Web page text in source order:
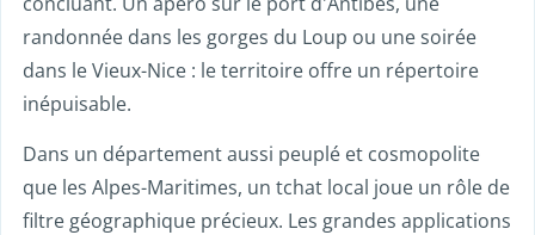
randonnée dans les gorges du Loup ou une soirée
dans le Vieux-Nice : le territoire offre un répertoire
inépuisable.
Dans un département aussi peuplé et cosmopolite
que les Alpes-Maritimes, un tchat local joue un rôle de
filtre géographique précieux. Les grandes applications